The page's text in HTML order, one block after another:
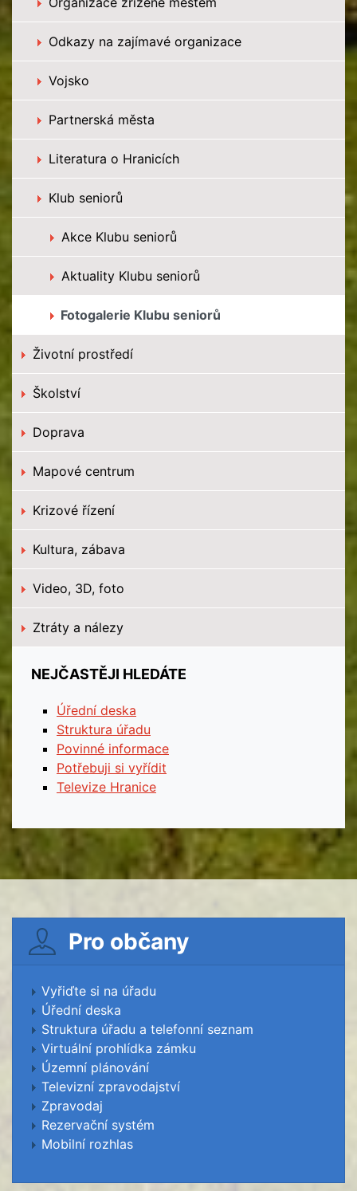
Odkazy na zajímavé organizace
Vojsko
Partnerská města
Literatura o Hranicích
Klub seniorů
Akce Klubu seniorů
Aktuality Klubu seniorů
Fotogalerie Klubu seniorů
Životní prostředí
Školství
Doprava
Mapové centrum
Krizové řízení
Kultura, zábava
Video, 3D, foto
Ztráty a nálezy
NEJČASTĚJI HLEDÁTE
Úřední deska
Struktura úřadu
Povinné informace
Potřebuji si vyřídit
Televize Hranice
Pro občany
Vyřiďte si na úřadu
Úřední deska
Struktura úřadu a telefonní seznam
Virtuální prohlídka zámku
Územní plánování
Televizní zpravodajství
Zpravodaj
Rezervační systém
Mobilní rozhlas